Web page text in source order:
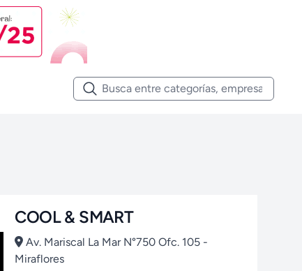
COOL & SMART
Av. Mariscal La Mar N°750 Ofc. 105 -
Miraflores